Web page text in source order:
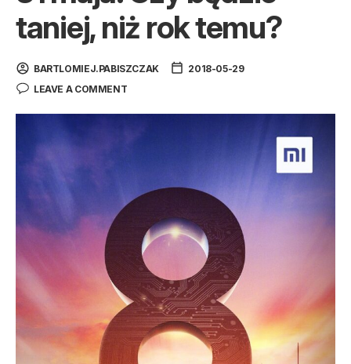
taniej, niż rok temu?
BARTLOMIEJ.PABISZCZAK
2018-05-29
LEAVE A COMMENT